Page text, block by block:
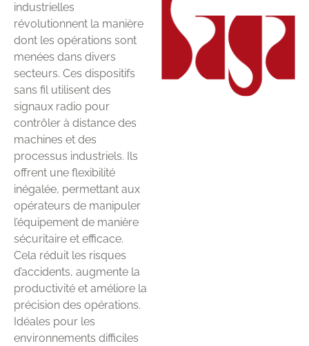
industrielles
révolutionnent la manière
dont les opérations sont
menées dans divers
secteurs. Ces dispositifs
sans fil utilisent des
signaux radio pour
contrôler à distance des
machines et des
processus industriels. Ils
offrent une flexibilité
inégalée, permettant aux
opérateurs de manipuler
l’équipement de manière
sécuritaire et efficace.
Cela réduit les risques
d’accidents, augmente la
productivité et améliore la
précision des opérations.
Idéales pour les
environnements difficiles